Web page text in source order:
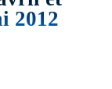
2012